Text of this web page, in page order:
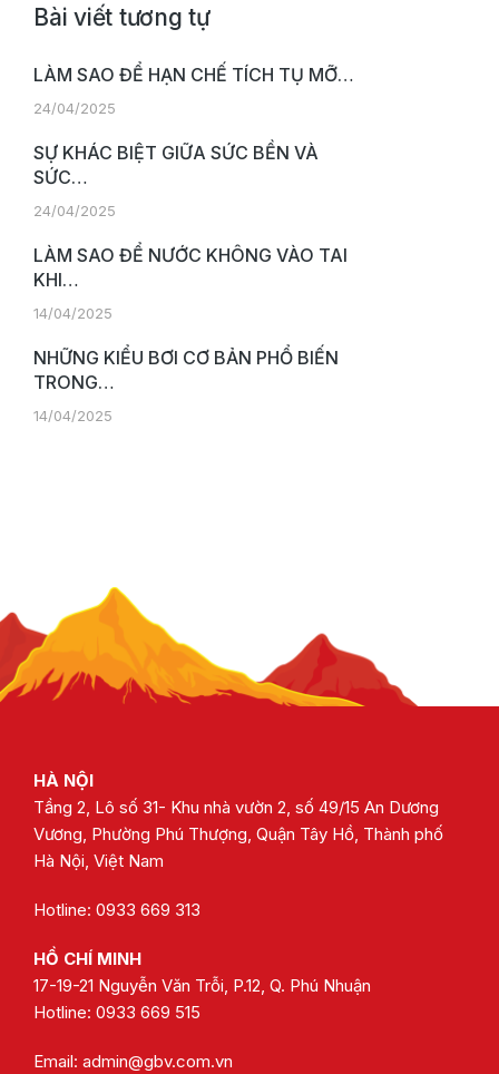
Bài viết tương tự
LÀM SAO ĐỂ HẠN CHẾ TÍCH TỤ MỠ…
24/04/2025
SỰ KHÁC BIỆT GIỮA SỨC BỀN VÀ
SỨC…
24/04/2025
LÀM SAO ĐỂ NƯỚC KHÔNG VÀO TAI
KHI…
14/04/2025
NHỮNG KIỂU BƠI CƠ BẢN PHỔ BIẾN
TRONG…
14/04/2025
HÀ NỘI
Tầng 2, Lô số 31- Khu nhà vườn 2, số 49/15 An Dương
Vương, Phường Phú Thượng, Quận Tây Hồ, Thành phố
Hà Nội, Việt Nam
Hotline: 0933 669 313
HỒ CHÍ MINH
17-19-21 Nguyễn Văn Trỗi, P.12, Q. Phú Nhuận
Hotline: 0933 669 515
Email: admin@gbv.com.vn